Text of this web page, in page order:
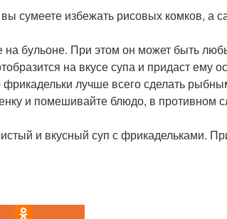
сумеете избежать рисовых комков, а
бульоне. При этом он может быть
на вкусе супа и придаст ему
лучше всего сделать
и помешивайте блюдо, в противном
и вкусный суп с фрикадельками.